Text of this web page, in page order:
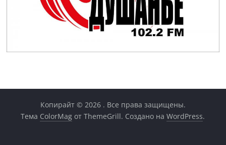
Копирайт © 2026 . Все права защищены.
Тема ColorMag от ThemeGrill. Создано наWordPress.